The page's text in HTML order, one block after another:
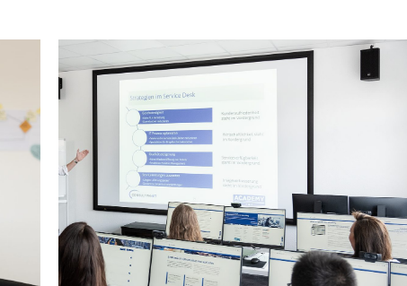
Wir bieten dir maßgeschneiderte Fort- und
Weiterbildungsmöglichkeiten, die deine
persönliche und berufliche Entwicklung
fördern. So wirst du kontinuierlich gefördert,
um in deinem Bereich zu wachsen und neue
Skills zu entwickeln.